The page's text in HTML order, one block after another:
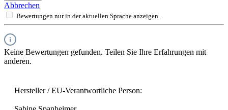
Abbrechen
Bewertungen nur in der aktuellen Sprache anzeigen.
Keine Bewertungen gefunden. Teilen Sie Ihre Erfahrungen mit
anderen.
Hersteller / EU-Verantwortliche Person: